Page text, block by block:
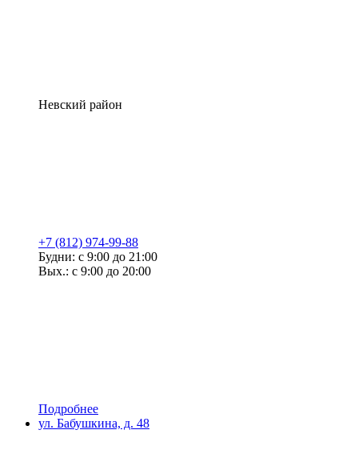
Невский район
+7 (812) 974-99-88
Будни: с 9:00 до 21:00
Вых.: с 9:00 до 20:00
Подробнее
ул. Бабушкина, д. 48